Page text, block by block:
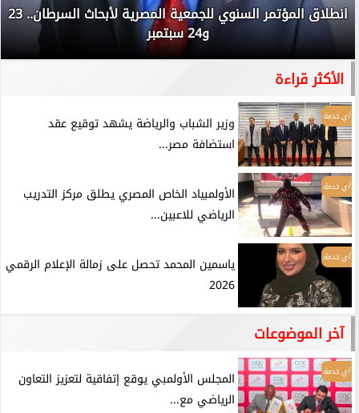
انطلاق المؤتمر السنوي للجمعية المصرية لأبحاث السرطان.. 23
و24 سبتمبر
الأكثر قراءة
أي خدمة
وزير الشباب والرياضة يشهد توقيع عقد
استضافة مصر...
أي خدمة
الأولمبياد الخاص المصري يطلق مركز التدريب
الرياضي للاعبين...
أي خدمة
ياسمين المحمد تحصل على زمالة الإعلام الرقمي
2026
آخر الموضوعات
أي خدمة
المجلس الأولمبي يوقع إتفاقية لتعزيز التعاون
الرياضي مع...